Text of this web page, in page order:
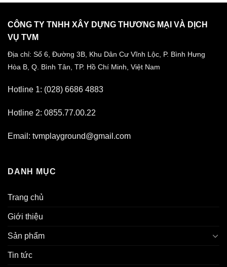
CÔNG TY TNHH XÂY DỰNG THƯƠNG MẠI VÀ DỊCH
VỤ TVM
Địa chỉ: Số 6, Đường 3B, Khu Dân Cư Vĩnh Lộc, P. Bình Hưng
Hòa B, Q. Bình Tân, TP. Hồ Chí Minh, Việt Nam
Hotline 1: (028) 6686 4883
Hotline 2: 0855.77.00.22
Email: tvmplayground@gmail.com
DANH MỤC
Trang chủ
Giới thiệu
Sản phẩm
Tin tức